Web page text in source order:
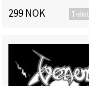
299 NOK T-shirt